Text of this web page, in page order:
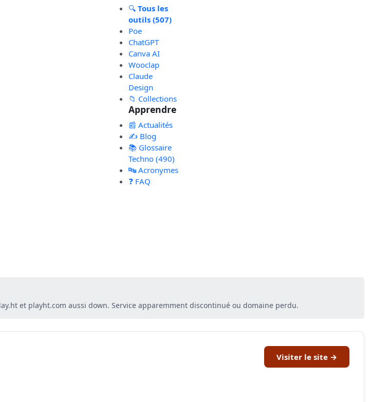
🔍Tous les
outils (507)
Poe
ChatGPT
Canva AI
Wooclap
Claude
Design
📁 Collections
Apprendre
📰 Actualités
✍️ Blog
📚 Glossaire
Techno (490)
🔤 Acronymes
❓ FAQ
et playht.com aussi down. Service apparemment discontinué ou domaine perdu.
Visiter le site →